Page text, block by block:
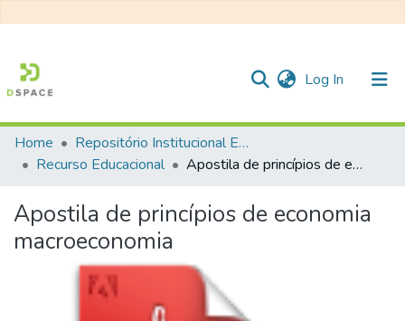
Log In (current)
Communities & Collections
Statistics
Home
Repositório Institucional EESC
Recurso Educacional
Apostila de princípios de economia macroeconomia
Apostila de princípios de economia
macroeconomia